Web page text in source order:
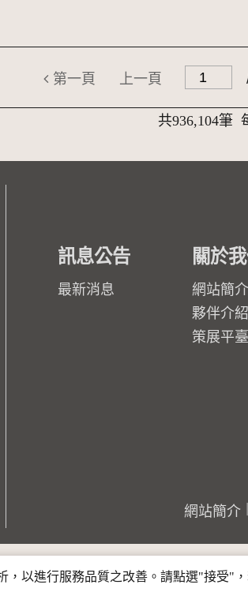
第一頁 上一頁
共936,104筆
訊息公告
最新消息
關於
網站簡介
夥伴介紹
策展平臺
網站簡介
，以進行服務品質之改善。請點選"接受"